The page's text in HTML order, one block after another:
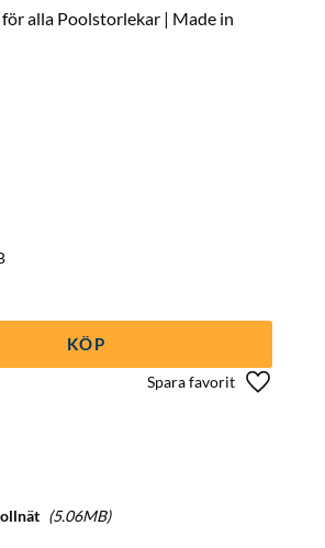
alla Poolstorlekar | Made in
KÖP
Lägg till
5.06MB